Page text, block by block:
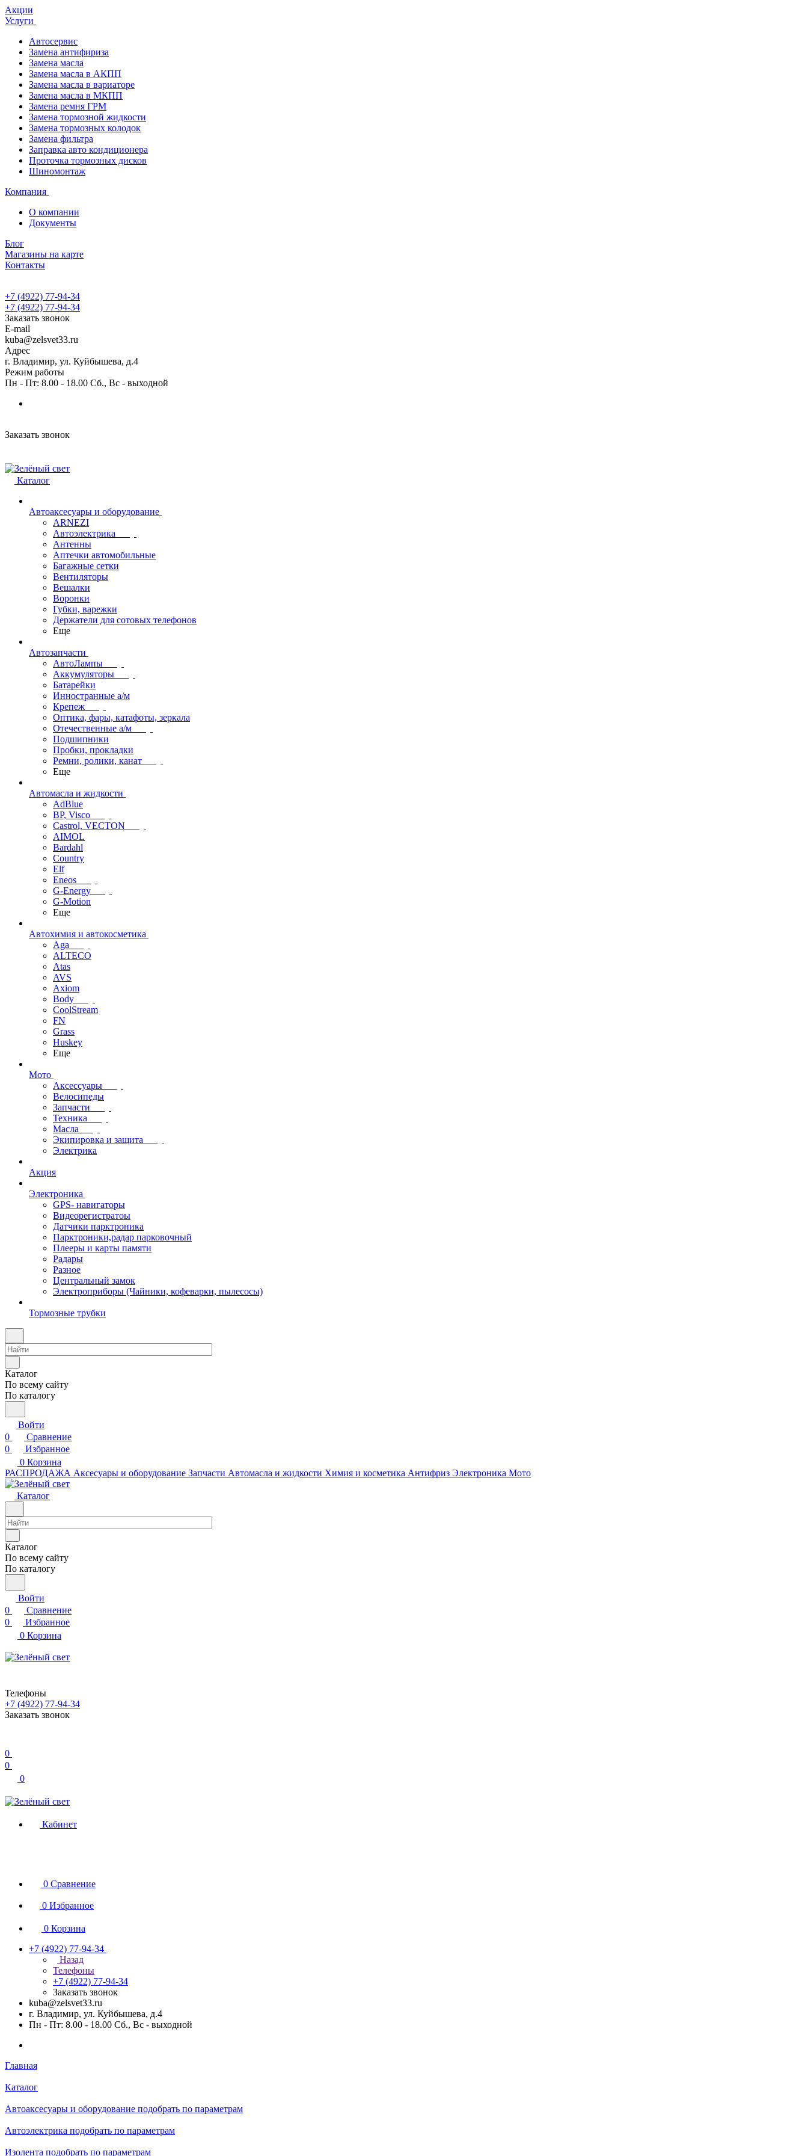
Акции
Услуги
Автосервис
Замена антифириза
Замена масла
Замена масла в АКПП
Замена масла в вариаторе
Замена масла в МКПП
Замена ремня ГРМ
Замена тормозной жидкости
Замена тормозных колодок
Замена фильтра
Заправка авто кондиционера
Проточка тормозных дисков
Шиномонтаж
Компания
О компании
Документы
Блог
Магазины на карте
Контакты
+7 (4922) 77-94-34
+7 (4922) 77-94-34
Заказать звонок
E-mail
kuba@zelsvet33.ru
Адрес
г. Владимир, ул. Куйбышева, д.4
Режим работы
Пн - Пт: 8.00 - 18.00 Сб., Вс - выходной
Заказать звонок
Каталог
Автоаксесуары и оборудование
ARNEZI
Автоэлектрика
Антенны
Аптечки автомобильные
Багажные сетки
Вентиляторы
Вешалки
Воронки
Губки, варежки
Держатели для сотовых телефонов
Еще
Автозапчасти
АвтоЛампы
Аккумуляторы
Батарейки
Инностранные а/м
Крепеж
Оптика, фары, катафоты, зеркала
Отечественные а/м
Подшипники
Пробки, прокладки
Ремни, ролики, канат
Еще
Автомасла и жидкости
AdBlue
BP, Visco
Castrol, VECTON
AIMOL
Bardahl
Country
Elf
Eneos
G-Energy
G-Motion
Еще
Автохимия и автокосметика
Aga
ALTECO
Atas
AVS
Axiom
Body
CoolStream
FN
Grass
Huskey
Еще
Мото
Аксессуары
Велосипеды
Запчасти
Техника
Масла
Экипировка и защита
Электрика
Акция
Электроника
GPS- навигаторы
Видеорегистратоы
Датчики парктроника
Парктроники,радар парковочный
Плееры и карты памяти
Радары
Разное
Центральный замок
Электроприборы (Чайники, кофеварки, пылесосы)
Тормозные трубки
Каталог
По всему сайту
По каталогу
Войти
0
Сравнение
0
Избранное
0 Корзина
РАСПРОДАЖА Аксесуары и оборудование Запчасти Автомасла и жидкости Химия и косметика Антифриз Электроника Мото
Каталог
Каталог
По всему сайту
По каталогу
Войти
0
Сравнение
0
Избранное
0 Корзина
Телефоны
+7 (4922) 77-94-34
Заказать звонок
0
0
0
Кабинет
0 Сравнение
0 Избранное
0 Корзина
+7 (4922) 77-94-34
Назад
Телефоны
+7 (4922) 77-94-34
Заказать звонок
kuba@zelsvet33.ru
г. Владимир, ул. Куйбышева, д.4
Пн - Пт: 8.00 - 18.00 Сб., Вс - выходной
Главная
Каталог
Автоаксесуары и оборудование подобрать по параметрам
Автоэлектрика подобрать по параметрам
Изолента подобрать по параметрам